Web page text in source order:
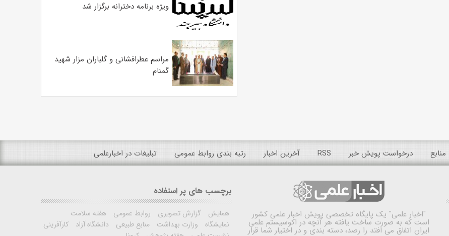
ویژه برنامه دخترانه برگزار شد
مراسم عطرافشانی و گلباران مزار شهید
گمنام
منابع درخواست پویش خبر RSS آخرین اخبار رتبه بندی روابط عمومی تبلیغات در اخبارعلمی
"اخبار علمی" یک پایگاه تخصصی پویش اخبار علمی کشور
است که به صورت ساخت یافته هر آنچه در اکوسیستم علمی
ایران اتفاق می افتد را رصد، دسته بندی و در اختیار شما قرار
برچسب های پر استفاده
همایش گزارش تصویری روابط عمومی
هفته سلامت
نمایشگاه
وزارت بهداشت منابع طبیعی دانشگاه آزاد
کارآفرینی